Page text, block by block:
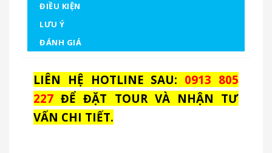
ĐIỀU KIỆN
LƯU Ý
ĐÁNH GIÁ
LIÊN HỆ HOTLINE SAU: 0913 805
227 ĐỂ ĐẶT TOUR VÀ NHẬN TƯ
VẤN CHI TIẾT.